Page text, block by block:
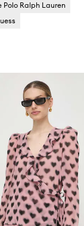
Polo Ralph Lauren